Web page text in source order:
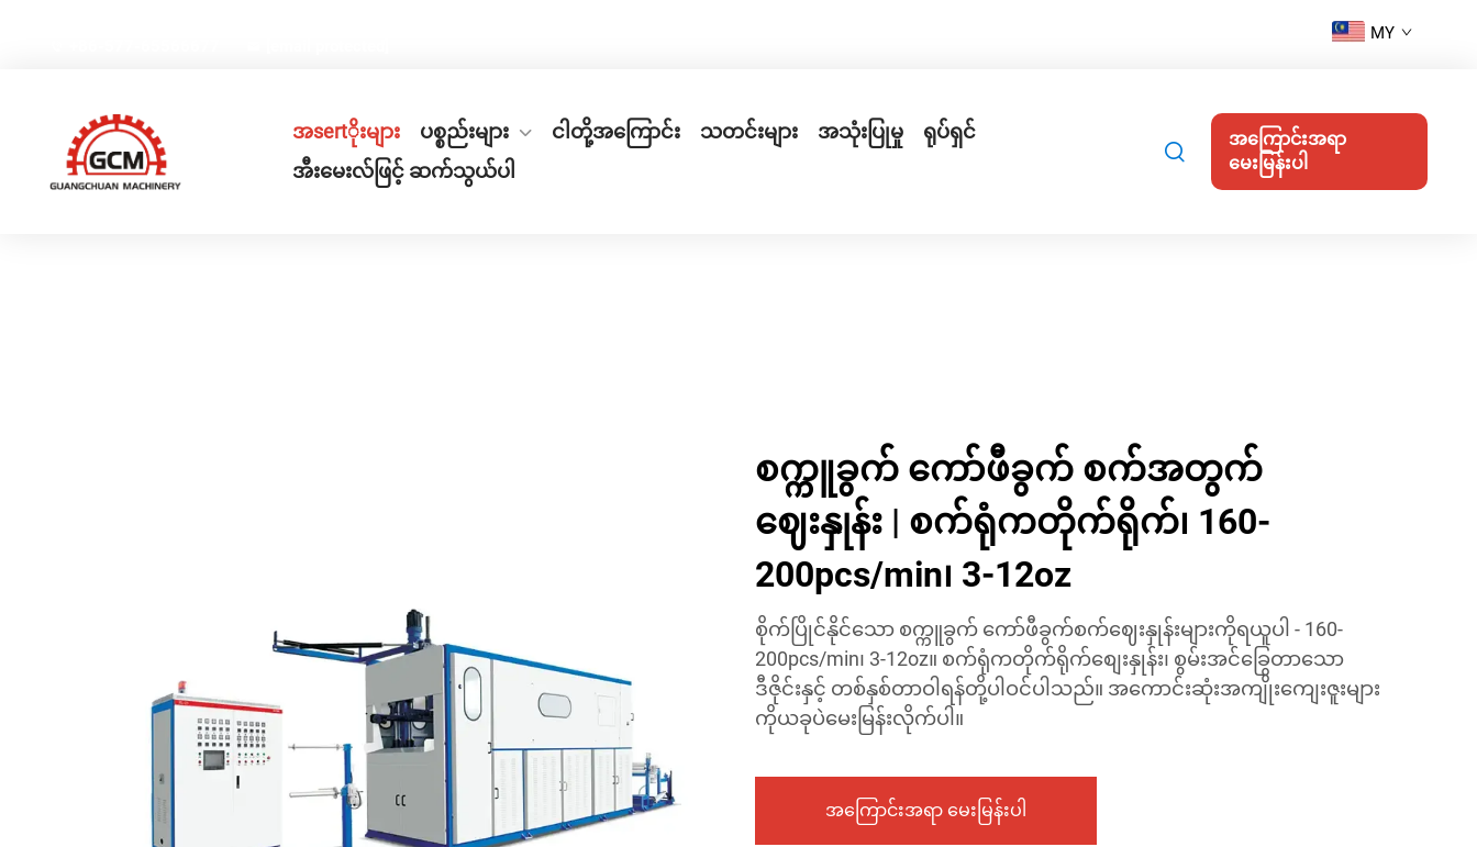
MY
အsertိုးများ ပစ္စည်းများ ငါတို့အကြောင်း သတင်းများ အသုံးပြုမှု
ရုပ်ရှင်
အီးမေးလ်ဖြင့် ဆက်သွယ်ပါ
အကြောင်းအရာ
မေးမြန်းပါ
စက္ကူခွက် ကော်ဖီခွက် စက်အတွက်
ဈေးနှုန်း | စက်ရုံကတိုက်ရိုက်၊ 160-
200pcs/min၊ 3-12oz
စိုက်ပြိုင်နိုင်သော စက္ကူခွက် ကော်ဖီခွက်စက်ဈေးနှုန်းများကိုရယူပါ - 160-
200pcs/min၊ 3-12oz။ စက်ရုံကတိုက်ရိုက်စျေးနှုန်း၊ စွမ်းအင်ခြွေတာသော
ဒီဇိုင်းနှင့် တစ်နှစ်တာဝါရန်တို့ပါဝင်ပါသည်။ အကောင်းဆုံးအကျိုးကျေးဇူးများ
ကိုယခုပဲမေးမြန်းလိုက်ပါ။
အကြောင်းအရာ မေးမြန်းပါ